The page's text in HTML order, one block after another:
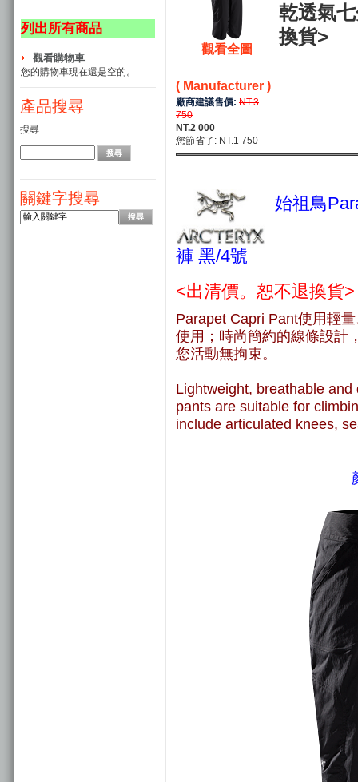
列出所有商品
觀看購物車
您的購物車現在還是空的。
產品搜尋
搜尋
關鍵字搜尋
觀看全圖
乾透氣
換貨>
( Manufacturer )
廠商建議售價: NT.3
750
NT.2 000
您節省了: NT.1 750
始祖鳥
褲 黑/4號
<出清價。恕不退換貨>
Parapet Capri Pant使用輕
使用；時尚簡約的線條設計
您活動無拘束。
Lightweight, breathable
pants are suitable for
include articulated knees,